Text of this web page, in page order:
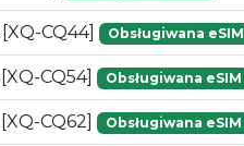
CQ44] Obsługiwana eSIM
CQ54] Obsługiwana eSIM
CQ62] Obsługiwana eSIM